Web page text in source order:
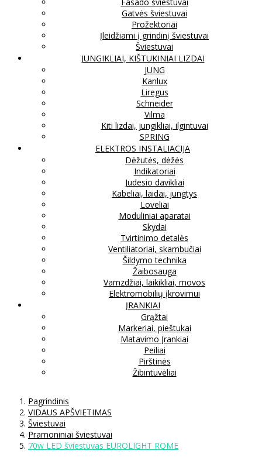
Gatvės šviestuvai
Prožektoriai
Įleidžiami į grindinį šviestuvai
Šviestuvai
JUNGIKLIAI, KIŠTUKINIAI LIZDAI
JUNG
Kanlux
Liregus
Schneider
Vilma
Kiti lizdai, jungikliai, ilgintuvai
SPRING
ELEKTROS INSTALIACIJA
Dėžutės, dėžės
Indikatoriai
Judesio davikliai
Kabeliai, laidai, jungtys
Loveliai
Moduliniai aparatai
Skydai
Tvirtinimo detalės
Ventiliatoriai, skambučiai
Šildymo technika
Žaibosauga
Vamzdžiai, laikikliai, movos
Elektromobilių įkrovimui
ĮRANKIAI
Grąžtai
Markeriai, pieštukai
Matavimo Įrankiai
Peiliai
Pirštinės
Žibintuvėliai
Pagrindinis
VIDAUS APŠVIETIMAS
Šviestuvai
Pramoniniai šviestuvai
70w LED šviestuvas EUROLIGHT ROME